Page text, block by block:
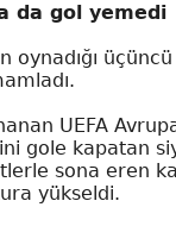
da gol yemedi
oynadığı
UEFA
gole kapatan
sona eren
yükseldi.